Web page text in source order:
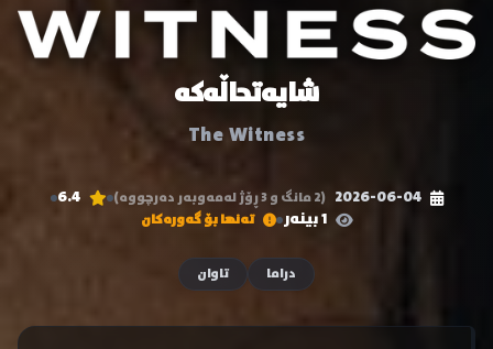
شایەتحاڵەکە
The Witness
2026-06-04 (2 مانگ و 3 ڕۆژ لەمەوبەر دەرچووە)
6.4
1 بینەر
تەنها بۆ گەورەکان
دراما تاوان